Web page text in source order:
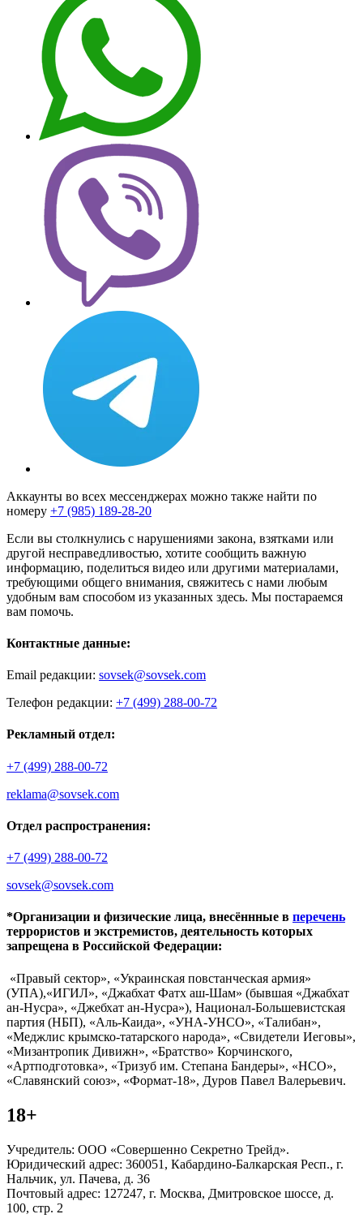
Аккаунты во всех мессенджерах можно также найти по
номеру +7 (985) 189-28-20
Если вы столкнулись с нарушениями закона, взятками или
другой несправедливостью, хотите сообщить важную
информацию, поделиться видео или другими материалами,
требующими общего внимания, свяжитесь с нами любым
удобным вам способом из указанных здесь. Мы постараемся
вам помочь.
Контактные данные:
Email редакции: sovsek@sovsek.com
Телефон редакции: +7 (499) 288-00-72
Рекламный отдел:
+7 (499) 288-00-72
reklama@sovsek.com
Отдел распространения:
+7 (499) 288-00-72
sovsek@sovsek.com
*Организации и физические лица, внесённные в перечень
террористов и экстремистов, деятельность которых
запрещена в Российской Федерации:
«Правый сектор», «Украинская повстанческая армия»
(УПА),«ИГИЛ», «Джабхат Фатх аш-Шам» (бывшая «Джабхат
ан-Нусра», «Джебхат ан-Нусра»), Национал-Большевистская
партия (НБП), «Аль-Каида», «УНА-УНСО», «Талибан»,
«Меджлис крымско-татарского народа», «Свидетели Иеговы»,
«Мизантропик Дивижн», «Братство» Корчинского,
«Артподготовка», «Тризуб им. Степана Бандеры», «НСО»,
«Славянский союз», «Формат-18», Дуров Павел Валерьевич.
18+
Учредитель: ООО «Совершенно Секретно Трейд».
Юридический адрес: 360051, Кабардино-Балкарская Респ., г.
Нальчик, ул. Пачева, д. 36
Почтовый адрес: 127247, г. Москва, Дмитровское шоссе, д.
100, стр. 2